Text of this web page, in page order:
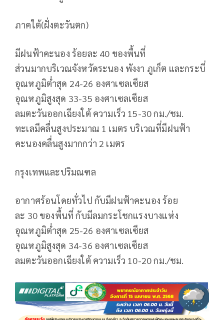
ภาคใต้(ฝั่งตะวันตก)
มีฝนฟ้าคะนอง ร้อยละ 40 ของพื้นที่
ส่วนมากบริเวณจังหวัดระนอง พังงา ภูเก็ต และกระบี่
อุณหภูมิต่ำสุด 24-26 องศาเซลเซียส
อุณหภูมิสูงสุด 33-35 องศาเซลเซียส
ลมตะวันออกเฉียงใต้ ความเร็ว 15-30 กม./ชม.
ทะเลมีคลื่นสูงประมาณ 1 เมตร บริเวณที่มีฝนฟ้า
คะนองคลื่นสูงมากกว่า 2 เมตร
กรุงเทพและปริมณฑล
อากาศร้อนโดยทั่วไป กับมีฝนฟ้าคะนอง ร้อย
ละ 30 ของพื้นที่ กับมีลมกระโชกแรงบางแห่ง
อุณหภูมิต่ำสุด 25-26 องศาเซลเซียส
อุณหภูมิสูงสุด 34-36 องศาเซลเซียส
ลมตะวันออกเฉียงใต้ ความเร็ว 10-20 กม./ชม.